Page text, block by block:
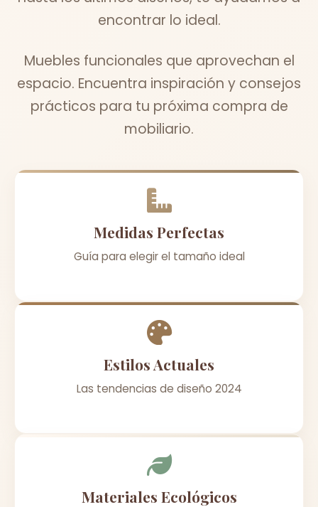
encontrar lo ideal.
Muebles funcionales que aprovechan el
espacio. Encuentra inspiración y consejos
prácticos para tu próxima compra de
mobiliario.
Medidas Perfectas
Guía para elegir el tamaño ideal
Estilos Actuales
Las tendencias de diseño 2024
Materiales Ecológicos